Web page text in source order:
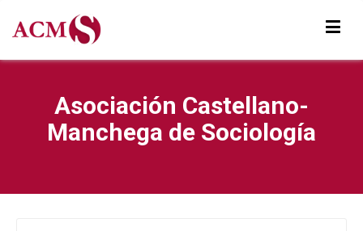
Asociación Castellano-
Manchega de Sociología